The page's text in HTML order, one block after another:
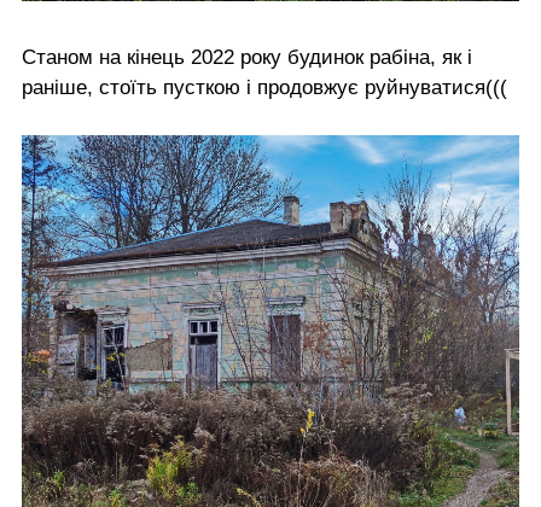
Станом на кінець 2022 року будинок рабіна, як і
раніше, стоїть пусткою і продовжує руйнуватися(((